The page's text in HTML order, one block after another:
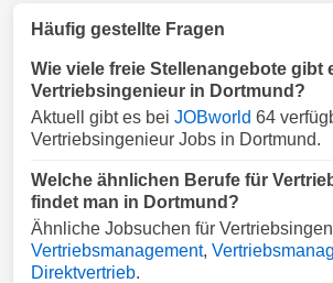
Häufig gestellte Fragen
Wie viele freie Stellenangebote gibt
Vertriebsingenieur in Dortmund?
Aktuell gibt es bei JOBworld 64
Vertriebsingenieur Jobs in Dortmund.
Welche ähnlichen Berufe für
findet man in Dortmund?
Ähnliche Jobsuchen für
Vertriebsmanagement,
Direktvertrieb.